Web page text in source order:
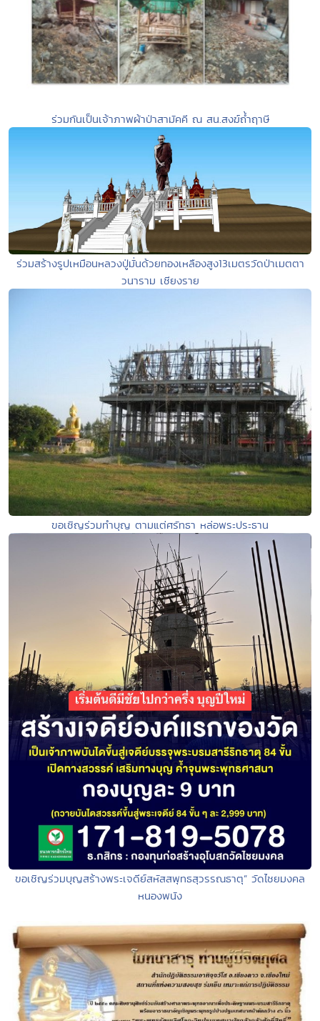
ร่วมกันเป็นเจ้าภาพผ้าป่าสามัคคี ณ สน.สงฆ์ถ้ำฤาษี
ร่วมสร้างรูปเหมือนหลวงปู่มั่นด้วยทองเหลืองสูง13เมตรวัดป่าเมตตา
วนาราม เชียงราย
ขอเชิญร่วมทำบุญ ตามแต่ศรัทธา หล่อพระประธาน
ขอเชิญร่วมบุญสร้างพระเจดีย์สหัสสพุทธสุวรรณธาตุ” วัดไชยมงคล
หนองพนัง